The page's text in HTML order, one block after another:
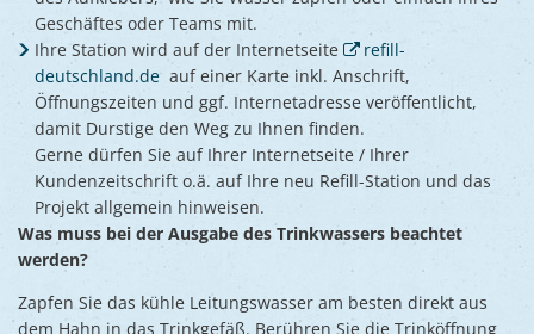
Geschäftes oder Teams mit.
Ihre Station wird auf der Internetseite
refill-
deutschland.de auf einer Karte inkl. Anschrift,
Öffnungszeiten und ggf. Internetadresse veröffentlicht,
damit Durstige den Weg zu Ihnen finden.
Gerne dürfen Sie auf Ihrer Internetseite / Ihrer
Kundenzeitschrift o.ä. auf Ihre neu Refill-Station und das
Projekt allgemein hinweisen.
Was muss bei der Ausgabe des Trinkwassers beachtet
werden?
Zapfen Sie das kühle Leitungswasser am besten direkt aus
dem Hahn in das Trinkgefäß. Berühren Sie die Trinköffnung